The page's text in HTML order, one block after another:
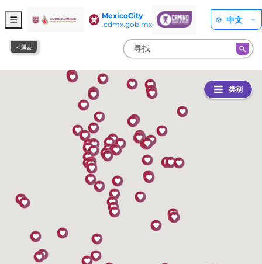
MexicoCity
.cdmx.gob.mx
☰ 中文
< 回去
类别